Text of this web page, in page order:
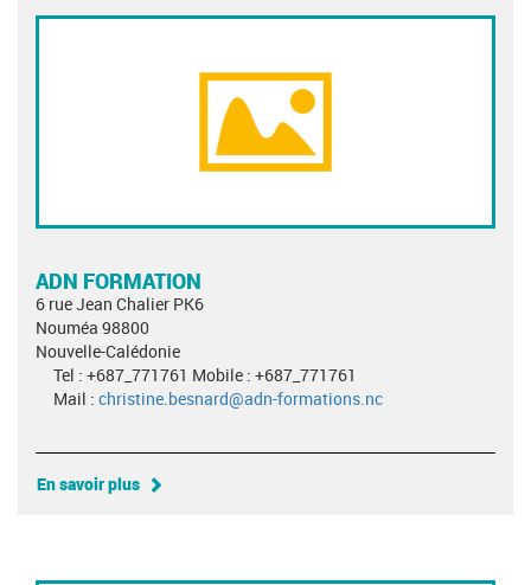
ADN FORMATION
6 rue Jean Chalier PK6
Nouméa 98800
Nouvelle-Calédonie
Tel : +687_771761 Mobile : +687_771761
Mail : christine.besnard@adn-formations.nc
En savoir plus